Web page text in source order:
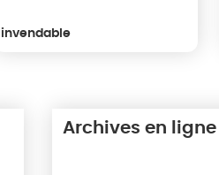
invendable
Archives en ligne